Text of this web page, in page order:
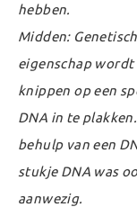
hebben.
Midden:
eigenschap
knippen op een
DNA in te
behulp van een
stukje DNA was
aanwezig.